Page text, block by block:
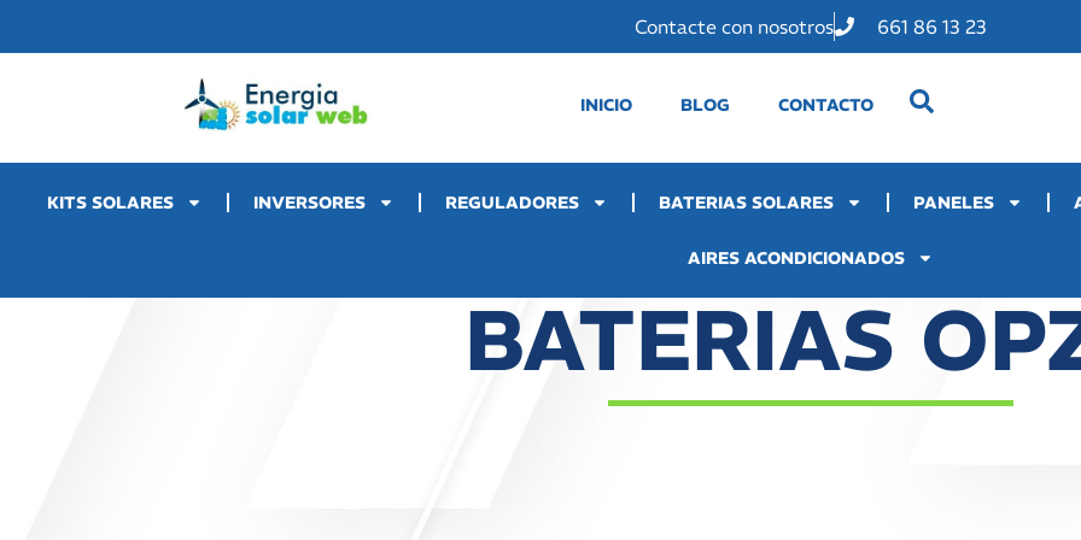
Contacte con nosotros 661 86 13 23
INICIO BLOG CONTACTO
KITS SOLARES INVERSORES REGULADORES BATERIAS SOLARES PANELES
AIRES ACONDICIONADOS
BATERIAS